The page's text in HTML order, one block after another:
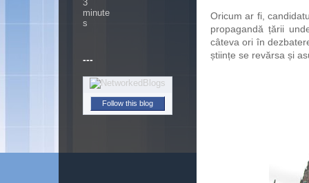
Oricum ar fi,
propagandă țării
câteva ori în
științe se revărsa și
---
Follow this blog